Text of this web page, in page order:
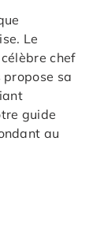
Le
chef
sa
guide
au